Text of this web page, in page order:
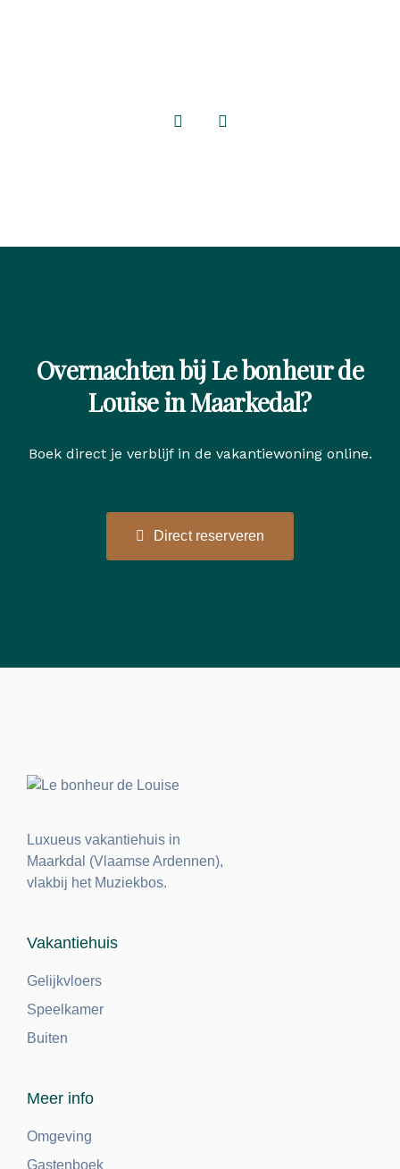
Overnachten bij Le bonheur de
Louise in Maarkedal?
Boek direct je verblijf in de vakantiewoning online.
Direct reserveren
Luxueus vakantiehuis in
Maarkdal (Vlaamse Ardennen),
vlakbij het Muziekbos.
Vakantiehuis
Gelijkvloers
Speelkamer
Buiten
Meer info
Omgeving
Gastenboek